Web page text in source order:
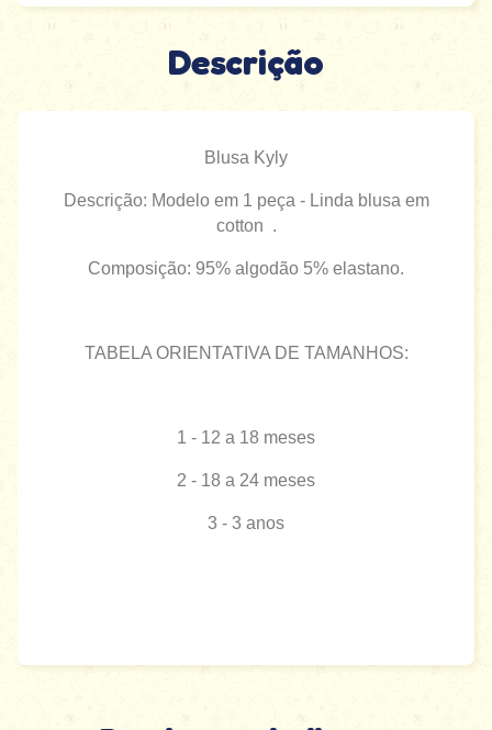
Descrição
Blusa Kyly
Descrição: Modelo em 1 peça - Linda blusa em
cotton .
Composição: 95% algodão 5% elastano.
TABELA ORIENTATIVA DE TAMANHOS:
1 - 12 a 18 meses
2 - 18 a 24 meses
3 - 3 anos